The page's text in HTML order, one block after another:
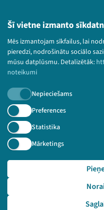
Šī vietne izmanto
Mēs izmantojam sīkfailus, lai
pieredzi, nodrošinātu sociālo
mūsu datplūsmu. Detalizētāk:
noteikumi
Nepieciešams
Preferences
Statistika
Mārketings
Lietošanas noteikumi
Bērnu aizsardzības
© 2026 Sarunu festivāls
paturētas.
Piesakies
Nepalaid garām aktuālāko
Pieteikties